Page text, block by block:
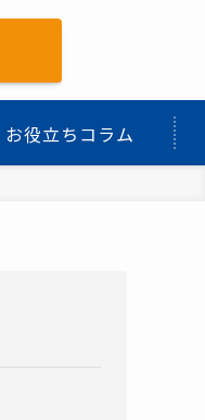
お役立ちコラム